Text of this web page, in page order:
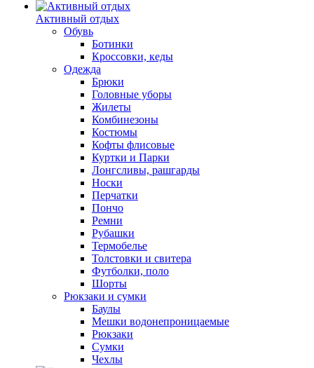
Активный отдых
Обувь
Ботинки
Кроссовки, кеды
Одежда
Брюки
Головные уборы
Жилеты
Комбинезоны
Костюмы
Кофты флисовые
Куртки и Парки
Лонгсливы, рашгарды
Носки
Перчатки
Пончо
Ремни
Рубашки
Термобелье
Толстовки и свитера
Футболки, поло
Шорты
Рюкзаки и сумки
Баулы
Мешки водонепроницаемые
Рюкзаки
Сумки
Чехлы